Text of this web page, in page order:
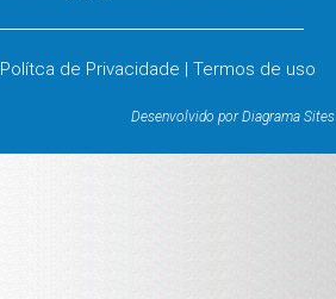
Polítca de Privacidade | Termos de uso
Desenvolvido por Diagrama Sites